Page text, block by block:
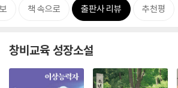
책 속으로 출판사 리뷰 추천평
창비교육 성장소설